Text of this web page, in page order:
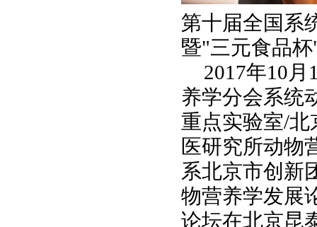
第十届全国系
暨"三元食品杯
2017年10月
养学分会系统
重点实验室/北
医研究所动物
系北京市创新
物营养学发展
论坛在北京昆